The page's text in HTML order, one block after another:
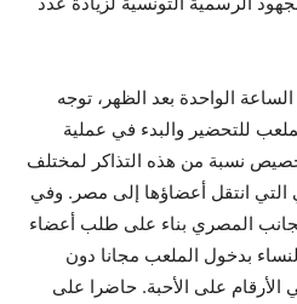
الواحدة بعد الظهر، توجه
للتحضير والبدء في عملية
نسبة من هذه التذاكر لمختلف
التي انتقل أعضاؤها إلى مصر. وفي
المصري بناء على طلب أعضاء
بدخول الملعب مجانا دون
الأرقام على الأحبة. حاضرا على